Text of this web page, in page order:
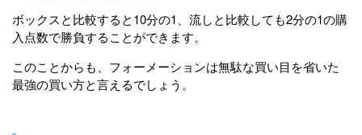
ボックスと比較すると10分の1、流しと比較しても2分の1の購
入点数で勝負することができます。
このことからも、フォーメーションは無駄な買い目を省いた
最強の買い方と言えるでしょう。